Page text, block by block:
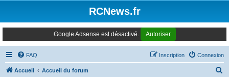
RCNews.fr
Google Adsense est désactivé. Autoriser
FAQ Connexion
Inscription
Accueil Accueil du forum
Panneau de gestion des cookies